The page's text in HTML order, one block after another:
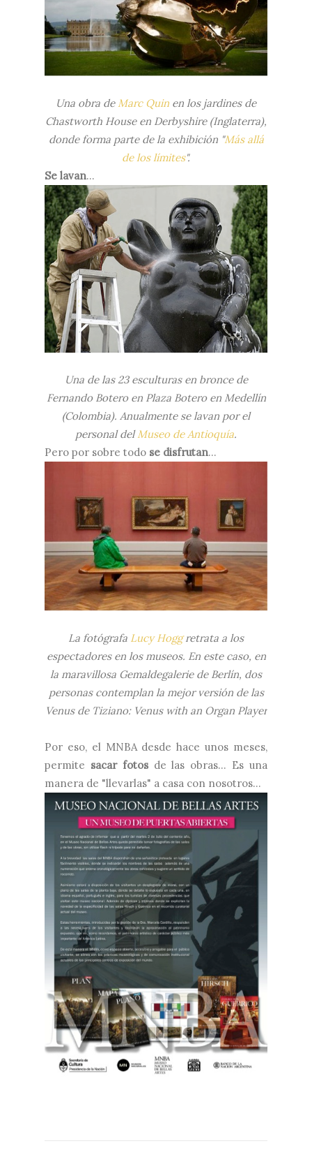
Una obra deMarc Quin en los jardines de
Chastworth House en Derbyshire (Inglaterra),
donde forma parte de la exhibición "Más allá
de los límites".
Se lavan…
Una de las 23 esculturas en bronce de
Fernando Botero en Plaza Botero en Medellín
(Colombia). Anualmente se lavan por el
personal delMuseo de Antioquía.
Pero por sobre todo se disfrutan…
La fotógrafa Lucy Hoggretrata a los
espectadores en los museos. En este caso, en
la maravillosa Gemaldegalerie de Berlín, dos
personas contemplan la mejor versión de las
Venus de Tiziano: Venus with an Organ Player
Por eso, el MNBA desde hace unos meses,
permite sacar fotosde las obras... Es una
manera de "llevarlas" a casa con nosotros...